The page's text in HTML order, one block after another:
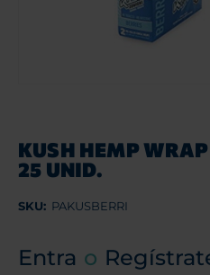
KUSH HEMP
25 UNID.
SKU: PAKUSBERRI
Entra o